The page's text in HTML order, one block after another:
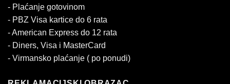
- Plaćanje gotovinom
- PBZ Visa kartice do 6 rata
- American Express do 12 rata
- Diners, Visa i MasterCard
- Virmansko plaćanje ( po ponudi)